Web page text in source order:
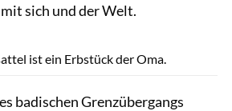
sich und der Welt.
ist ein Erbstück der Oma.
badischen Grenzübergangs